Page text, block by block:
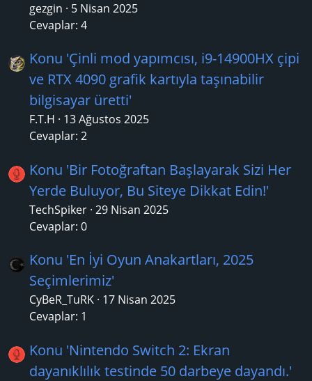
gezgin
5 Nisan 2025
Cevaplar: 4
Konu 'Çinli mod yapımcısı, i9-14900HX çipi
ve RTX 4090 grafik kartıyla taşınabilir
bilgisayar üretti'
F.T.H
13 Ağustos 2025
Cevaplar: 2
Konu 'Bir Fotoğraftan Başlayarak Sizi Her
Yerde Buluyor, Bu Siteye Dikkat Edin!'
TechSpiker 29 Nisan 2025
Cevaplar: 0
Konu 'En İyi Oyun Anakartları, 2025
Seçimlerimiz'
CyBeR_TuRK 17 Nisan 2025
Cevaplar: 1
Konu 'Nintendo Switch 2: Ekran
dayanıklılık testinde 50 darbeye dayandı.'